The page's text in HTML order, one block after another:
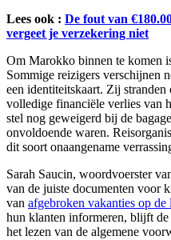
Lees ook : De fout van
vergeet je verzekering niet
Om Marokko binnen te komen
Sommige reizigers verschijnen
een identiteitskaart. Zij
volledige financiële verlies van
stel nog geweigerd bij de
onvoldoende waren.
dit soort onaangename
Sarah Saucin, woordvoerster
van de juiste documenten voor
van afgebroken vakanties op de
hun klanten informeren, blijft
het lezen van de algemene